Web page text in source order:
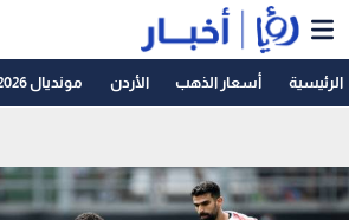
الرئيسية أسعار الذهب الأردن مونديال 2026